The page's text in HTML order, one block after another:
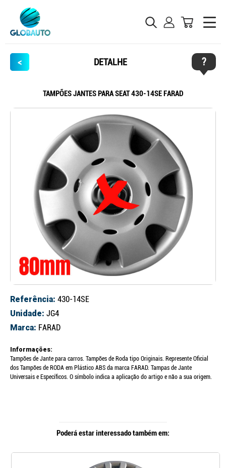
< DETALHE ?
TAMPÕES JANTES PARA SEAT 430-14SE FARAD
Referência: 430-14SE
Unidade: JG4
Marca: FARAD
Informações:
Tampões de Jante para carros. Tampões de Roda tipo Originais. Represente Oficial
dos Tampões de RODA em Plástico ABS da marca FARAD. Tampas de Jante
Universais e Específicos. O símbolo indica a aplicação do artigo e não a sua origem.
Poderá estar interessado também em: